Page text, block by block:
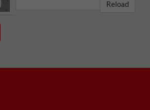
Reload